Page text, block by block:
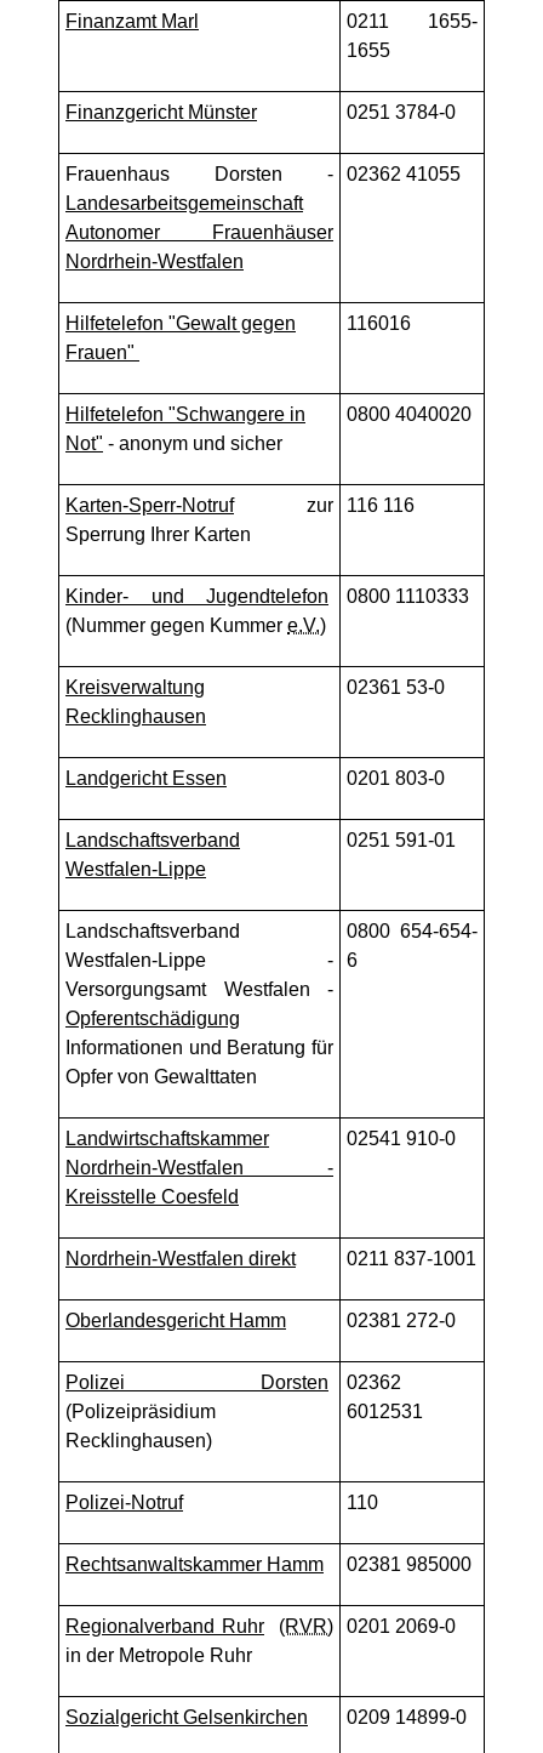
Finanzamt Marl
0211 1655-
1655
Finanzgericht Münster 0251 3784-0
Frauenhaus Dorsten -
Landesarbeitsgemeinschaft
Autonomer Frauenhäuser
Nordrhein-Westfalen
02362 41055
Hilfetelefon "Gewalt gegen
Frauen"
116016
Hilfetelefon "Schwangere in
Not" - anonym und sicher
0800 4040020
Karten-Sperr-Notruf
zur
Sperrung Ihrer Karten
116 116
Kinder- und Jugendtelefon
(Nummer gegen Kummer e.V.)
0800 1110333
Kreisverwaltung
Recklinghausen
02361 53-0
Landgericht Essen 0201 803-0
Landschaftsverband
Westfalen-Lippe
0251 591-01
Landschaftsverband
Westfalen-Lippe -
Versorgungsamt Westfalen -
Opferentschädigung
Informationen und Beratung für
Opfer von Gewalttaten
0800 654-654-
6
Landwirtschaftskammer
Nordrhein-Westfalen -
Kreisstelle Coesfeld
02541 910-0
Nordrhein-Westfalen direkt 0211 837-1001
Oberlandesgericht Hamm 02381 272-0
Polizei Dorsten
(Polizeipräsidium
Recklinghausen)
02362
6012531
Polizei-Notruf 110
Rechtsanwaltskammer Hamm 02381 985000
Regionalverband Ruhr
(RVR)
in der Metropole Ruhr
0201 2069-0
Sozialgericht Gelsenkirchen 0209 14899-0